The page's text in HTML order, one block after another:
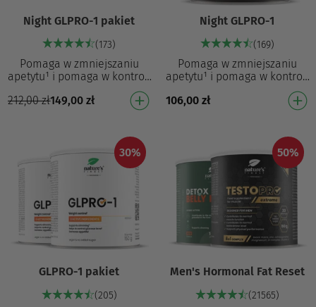
Night GLPRO-1 pakiet
(173)
Pomaga w zmniejszaniu
apetytu¹ i pomaga w kontroli
masy ciała¹ Formuła 8-w-1,
która pomaga zmniejszać
212,00zł149,00zł
Night GLPRO-1
(169)
Pomaga w zmniejszaniu
apetytu¹ i pomaga w kontroli
masy ciała¹ Formuła 8-w-1,
która pomaga zmniejszać
106,00zł
30%
GLPRO-1 pakiet
(205)
50%
Men's Hormonal Fat Reset
(21565)